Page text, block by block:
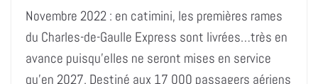
Novembre 2022 : en catimini, les premières rames
du Charles-de-Gaulle Express sont livrées…très en
avance puisqu’elles ne seront mises en service
qu’en 2027. Destiné aux 17 000 passagers aériens